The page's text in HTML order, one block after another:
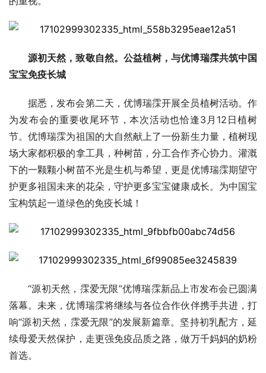
源初天然，致敬自然。公益植树，与优博瑞霂共筑中国
宝宝免疫长城
据悉，发布会第二天，优博瑞霂开展全员植树活动。作
为发布会的重要收尾环节，本次活动也恰逢3月12日植树
节。优博瑞霂为祖国的大自然献上了一份新生力量，植树现
场大家都积极的拿工具，种树苗，分工合作齐心协力。灌溉
下的一颗颗小树苗不光是生机与希望，更是优博瑞霂期望守
护更多祖国未来的花朵，守护更多宝宝健康成长。为中国宝
宝构筑起一道绿色的免疫长城！
“源初天然，霂爱无限”优博瑞霂新品上市发布会已圆满
落幕。未来，优博瑞霂将继续与各位合作伙伴携手共进，打
响“源初天然，霂爱无限”的发展新篇章。坚持初乳配方，延
续母爱天然保护，走更强免疫品质之路，做万千妈妈的奶粉
首选。